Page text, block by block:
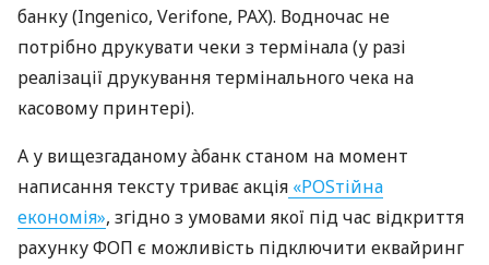
банку (Ingenico, Verifone, PAX). Водночас не
потрібно друкувати чеки з термінала (у разі
реалізації друкування термінального чека на
касовому принтері).
А у вищезгаданому àбанк станом на момент
написання тексту триває акція «POSтійна
економія», згідно з умовами якої під час відкриття
рахунку ФОП є можливість підключити еквайринг